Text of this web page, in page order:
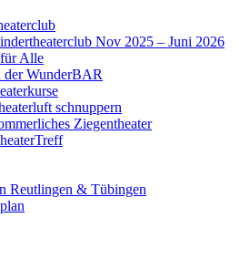
Nov 2025 – Juni 2026
Alle
der WunderBAR
schnuppern
Ziegentheater
Reutlingen & Tübingen